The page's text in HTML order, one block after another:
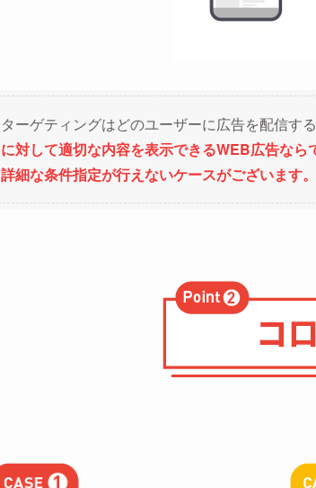
ターゲティングはどのユーザーに広告を配信す
に対して適切な内容を表示できるWEB広告な
詳細な条件指定が行えないケースがございます。